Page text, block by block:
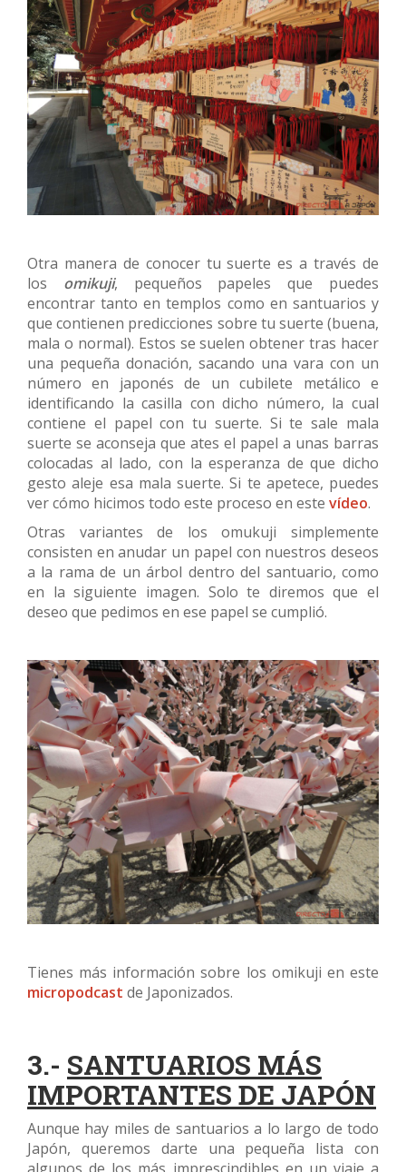
Otra manera de conocer tu suerte es a través de
los omikuji, pequeños papeles que puedes
encontrar tanto en templos como en santuarios y
que contienen predicciones sobre tu suerte (buena,
mala o normal). Estos se suelen obtener tras hacer
una pequeña donación, sacando una vara con un
número en japonés de un cubilete metálico e
identificando la casilla con dicho número, la cual
contiene el papel con tu suerte. Si te sale mala
suerte se aconseja que ates el papel a unas barras
colocadas al lado, con la esperanza de que dicho
gesto aleje esa mala suerte. Si te apetece, puedes
ver cómo hicimos todo este proceso en este vídeo.
Otras variantes de los omukuji simplemente
consisten en anudar un papel con nuestros deseos
a la rama de un árbol dentro del santuario, como
en la siguiente imagen. Solo te diremos que el
deseo que pedimos en ese papel se cumplió.
Tienes más información sobre los omikuji en este
micropodcast de Japonizados.
3.- SANTUARIOS MÁS
IMPORTANTES DE JAPÓN
Aunque hay miles de santuarios a lo largo de todo
Japón, queremos darte una pequeña lista con
algunos de los más imprescindibles en un viaje a